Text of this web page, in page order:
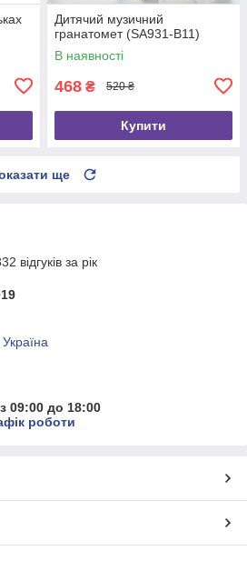
Дитячий музичний
гранатомет (SA931-B11)
В наявності
468 ₴ 520 ₴
Купити
ще
відгуків за рік
09:00 до 18:00
роботи